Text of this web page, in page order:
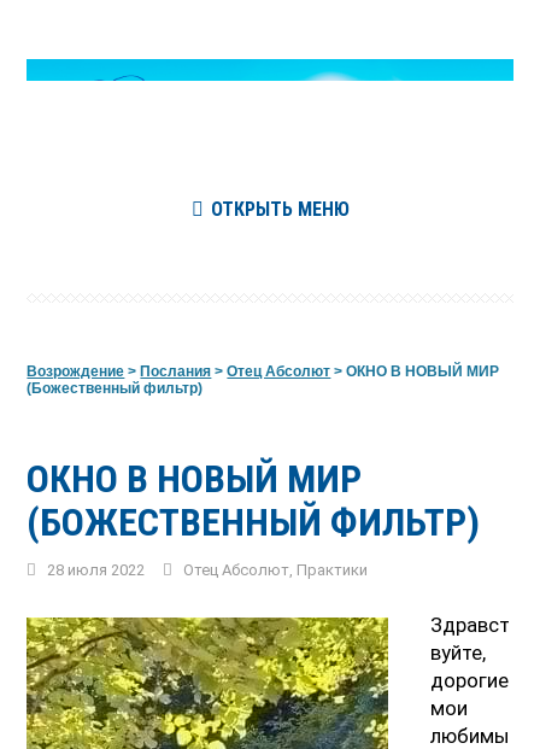
ОТКРЫТЬ МЕНЮ
Возрождение >Послания >Отец Абсолют >ОКНО В НОВЫЙ МИР
(Божественный фильтр)
ОКНО В НОВЫЙ МИР
(БОЖЕСТВЕННЫЙ ФИЛЬТР)
28 июля 2022 Отец Абсолют Практики
Здравст
вуйте,
дорогие
мои
любимы